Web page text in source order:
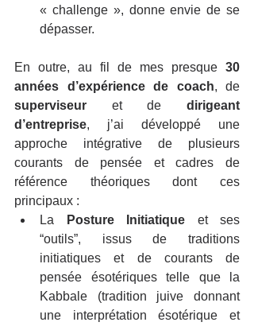
« challenge », donne envie de se
dépasser.
En outre, au fil de mes presque 30
années d’expérience de coach
superviseur et de dirigeant
d’entreprise, j’ai développé une
approche intégrative de plusieurs
courants de pensée et cadres de
référence théoriques dont ces
principaux :
La
Posture Initiatique et ses
“outils”, issus de traditions
initiatiques et de courants de
pensée ésotériques telle que la
Kabbale (tradition juive donnant
une interprétation ésotérique et